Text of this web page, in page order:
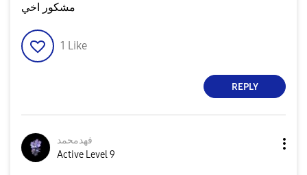
مشكور اخي
1 Like
REPLY
فهدمحمد
Active Level 9